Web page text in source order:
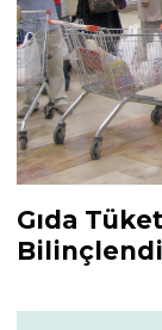
Gıda